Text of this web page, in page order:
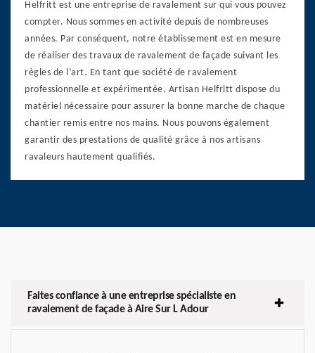
Helfritt est une entreprise de ravalement sur qui vous pouvez
compter. Nous sommes en activité depuis de nombreuses
années. Par conséquent, notre établissement est en mesure
de réaliser des travaux de ravalement de façade suivant les
règles de l’art. En tant que société de ravalement
professionnelle et expérimentée, Artisan Helfritt dispose du
matériel nécessaire pour assurer la bonne marche de chaque
chantier remis entre nos mains. Nous pouvons également
garantir des prestations de qualité grâce à nos artisans
ravaleurs hautement qualifiés.
Faites confiance à une entreprise spécialiste en
ravalement de façade à Aire Sur L Adour